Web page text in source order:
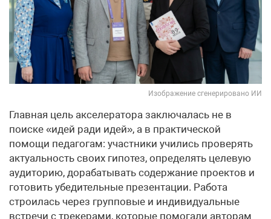
Изображение сгенерировано ИИ
Главная цель акселератора заключалась не в
поиске «идей ради идей», а в практической
помощи педагогам: участники учились проверять
актуальность своих гипотез, определять целевую
аудиторию, дорабатывать содержание проектов и
готовить убедительные презентации. Работа
строилась через групповые и индивидуальные
встречи с трекерами, которые помогали авторам